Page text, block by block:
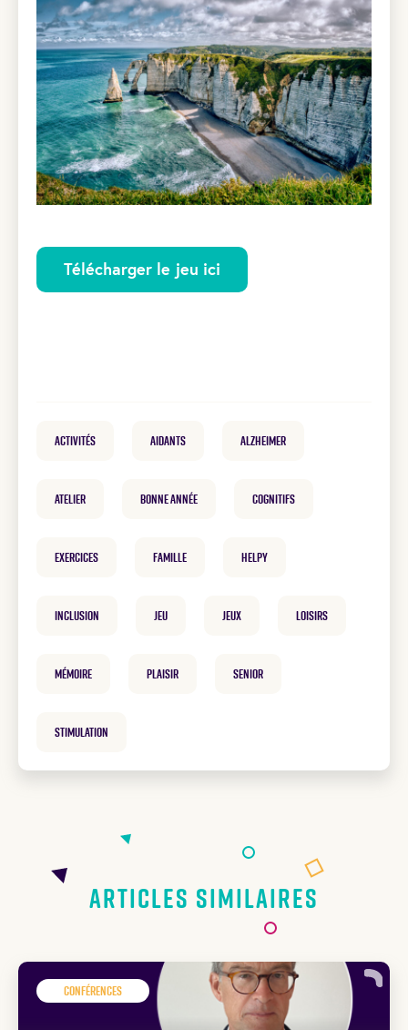
Télécharger le jeu ici
Activités Aidants Alzheimer
atelier Bonne Année cognitifs
exercices famille helpy
inclusion Jeu Jeux loisirs
mémoire plaisir Senior
Stimulation
Articles similaires
Conférences